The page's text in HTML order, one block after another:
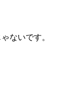
ないです。